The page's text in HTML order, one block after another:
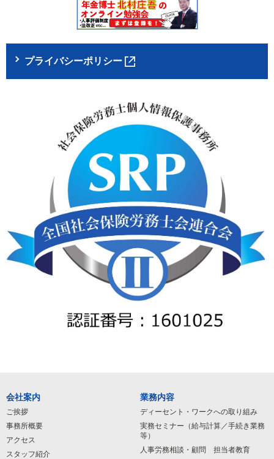
プライバシーポリシー
会社案内
ご挨拶
事務所概要
アクセス
スタッフ紹介
業務内容
ディーセント・ワークへの取り組み
実務セミナー（給与計算／手続き業務
等）
人事労務相談・顧問 担当者教育